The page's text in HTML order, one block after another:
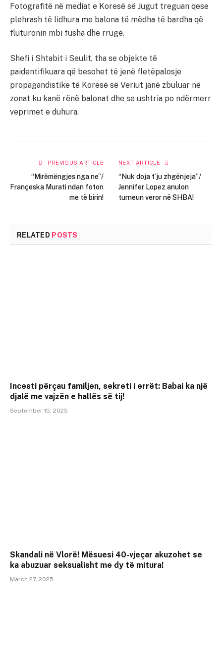
Fotografitë në mediat e Koresë së Jugut treguan qese
plehrash të lidhura me balona të mëdha të bardha që
fluturonin mbi fusha dhe rrugë.
Shefi i Shtabit i Seulit, tha se objekte të
paidentifikuara që besohet të jenë fletëpalosje
propagandistike të Koresë së Veriut janë zbuluar në
zonat ku kanë rënë balonat dhe se ushtria po ndërmerr
veprimet e duhura.
PREVIOUS ARTICLE
“Mirëmëngjes nga ne”/
Françeska Murati ndan foton
me të birin!
NEXT ARTICLE
“Nuk doja t’ju zhgënjeja”/
Jennifer Lopez anulon
turneun veror në SHBA!
RELATED POSTS
Incesti përçau familjen, sekreti i errët: Babai ka një
djalë me vajzën e hallës së tij!
September 15, 2025
Skandali në Vlorë! Mësuesi 40-vjeçar akuzohet se
ka abuzuar seksualisht me dy të mitura!
March 27, 2025